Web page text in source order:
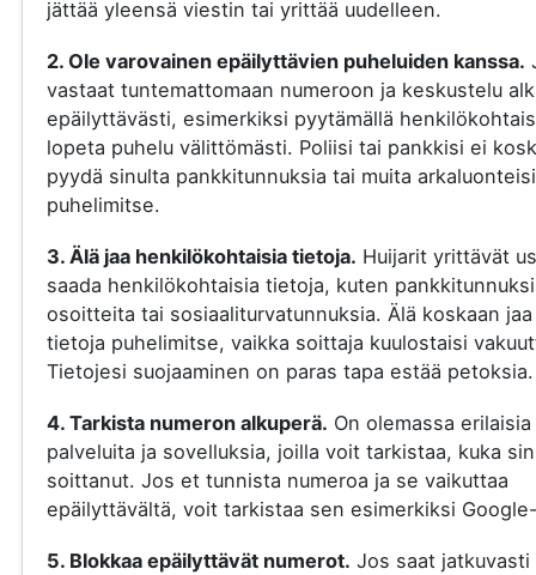
jättää yleensä viestin tai yrittää uudelleen.
2. Ole varovainen epäilyttävien puheluiden kanssa.
vastaat tuntemattomaan numeroon ja keskustelu
epäilyttävästi, esimerkiksi pyytämällä
lopeta puhelu välittömästi. Poliisi tai pankkisi ei
pyydä sinulta pankkitunnuksia tai muita
puhelimitse.
3. Älä jaa henkilökohtaisia tietoja. Huijarit yrittävät
saada henkilökohtaisia tietoja, kuten
osoitteita tai sosiaaliturvatunnuksia. Älä koskaan
tietoja puhelimitse, vaikka soittaja kuulostaisi
Tietojesi suojaaminen on paras tapa estää petoksia.
4. Tarkista numeron alkuperä. On olemassa erilaisia
palveluita ja sovelluksia, joilla voit tarkistaa, kuka
soittanut. Jos et tunnista numeroa ja se vaikuttaa
epäilyttävältä, voit tarkistaa sen esimerkiksi
5. Blokkaa epäilyttävät numerot. Jos saat jatkuvasti